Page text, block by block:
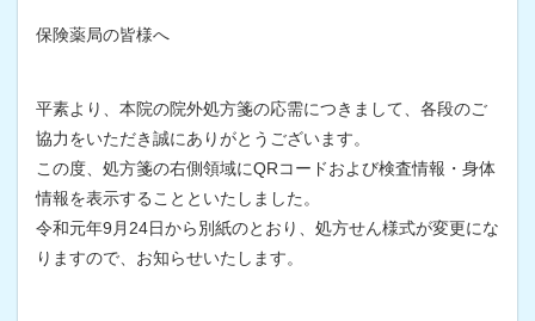
保険薬局の皆様へ
平素より、本院の院外処方箋の応需につきまして、各段のご
協力をいただき誠にありがとうございます。
この度、処方箋の右側領域にQRコードおよび検査情報・身体
情報を表示することといたしました。
令和元年9月24日から別紙のとおり、処方せん様式が変更にな
りますので、お知らせいたします。